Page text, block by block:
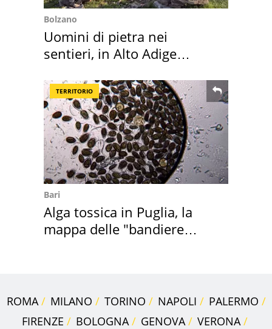
Bolzano
Uomini di pietra nei
sentieri, in Alto Adige
TERRITORIO
Bari
Alga tossica in Puglia, la
mappa delle "bandiere
ROMA MILANO TORINO NAPOLI
PALERMO
FIRENZE
BOLOGNA GENOVA
VERONA